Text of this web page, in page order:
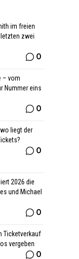
im freien
letzten zwei
0
– vom
Nummer eins
0
liegt der
0
2026 die
und Michael
0
Ticketverkauf
vergeben
0